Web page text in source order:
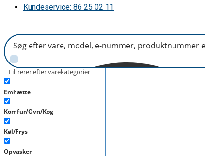
Kundeservice: 86 25 02 11
Filtrerer efter varekategorier
Emhætte
Komfur/Ovn/Kog
Køl/Frys
Opvasker